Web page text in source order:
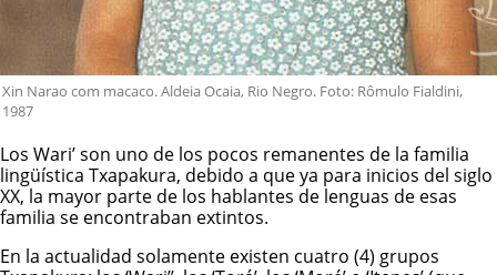
Xin Narao com macaco. Aldeia Ocaia, Rio Negro. Foto: Rômulo Fialdini,
1987
Los Wari’ son uno de los pocos remanentes de la familia
lingüística Txapakura, debido a que ya para inicios del siglo
XX, la mayor parte de los hablantes de lenguas de esas
familia se encontraban extintos.
En la actualidad solamente existen cuatro (4) grupos